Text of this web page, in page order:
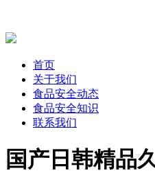
首页
关于我们
食品安全动态
食品安全知识
联系我们
国产日韩精品